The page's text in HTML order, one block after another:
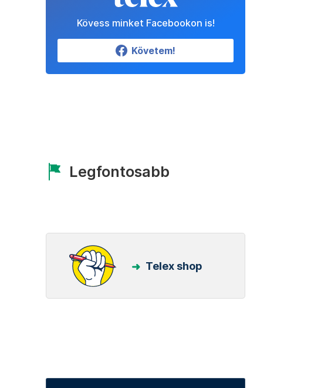
Kövess minket Facebookon is!
Követem!
Legfontosabb
Telex shop